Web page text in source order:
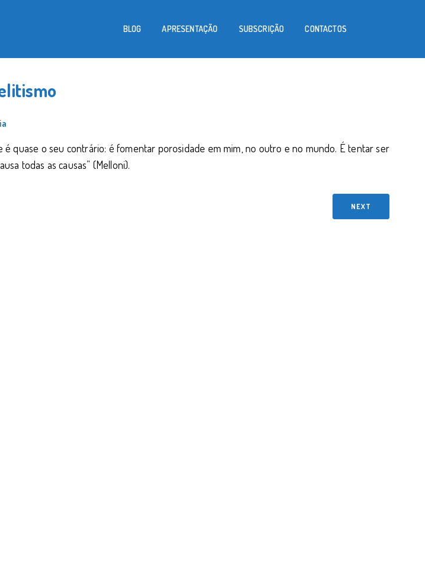
BLOG APRESENTAÇÃO SUBSCRIÇÃO CONTACTOS
é quase o seu contrário: é fomentar porosidade em mim, no outro e no mundo. É tentar ser
todas as causas” (Melloni).
NEXT